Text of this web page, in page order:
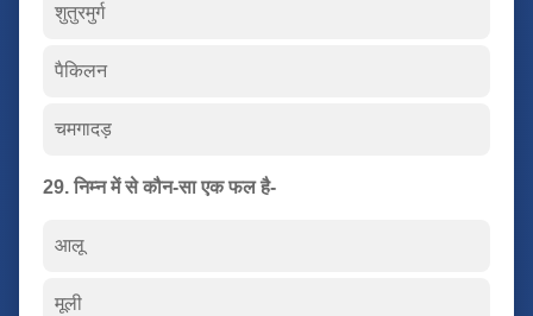
शुतुरमुर्ग
पैकिलन
चमगादड़
29. निम्न में से कौन-सा एक फल है-
आलू
मूली